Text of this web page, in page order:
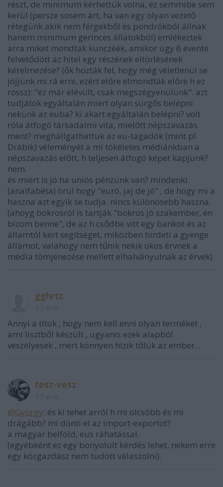
részt, de minimum kérhettük volna, ez semmibe sem
kerül (persze sosem árt, ha van egy olyan vezető
rétegünk akik nem férgekből és pondrókból állnak
hanem minimum gerinces állatokból) emlékeztek
arra miket mondtak kunczéék, amikor úgy 6 évente
felvetődött az hitel egy részének eltörlésének
kérelmezése? (ők hozták fel, hogy még véletlenül se
jöjjünk mi rá erre, ezért előre elmondták előre h ez
rossz): "ez már elévült, csak megszégyenülünk". azt
tudjátok egyáltalán miért olyan sürgős belépni
nekünk az euba? ki akart egyáltalán belépni? volt
róla átfogó társadalmi vita, mielőtt népszavazás
ment? meghallgathattuk az eu-tagadók (mint pl
Drábik) véleményét a mi tökéletes médiánkban a
népszavazás előtt, h teljesen átfogó képet kapjunk?
nem.
és miért is jó ha uniós pénzünk van? mindenki
(analfabéta) örül hogy "euró, jaj de jó" , de hogy mi a
haszna azt egyik se tudja. nincs különösebb haszna.
(ahoyg bokrosról is tartják "bokros jó szakember, én
bízom benne", de az h csődbe vitt egy bankot és az
államtól kért segítséget, miközben hirdeti a gyenge
államot, valahogy nem tűnik nekik okos érvnek a
média tömjénezése mellett elhalványulnak az érvek)
gghrtz
Annyi a titok , hogy nem kell enni olyan terméket ,
ami lisztből készült , ugyanis ezek alapból
veszélyesek , mert könnyen hízik tőlük az ember...
tesz-vesz
@Gyorgy: és ki tehet arról h mi olcsóbb és mi
drágább? mi dönti el az import-exportot?
a magyar belföld, eus ráhatással.
(egyébként ez egy bonyolult kérdés lehet, nekem erre
egy közgazdász nem tudott válaszolni).